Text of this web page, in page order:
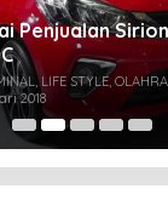
Penjualan
LIFE STYLE,
2018